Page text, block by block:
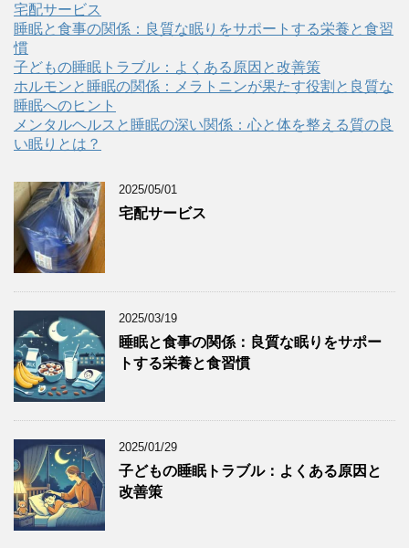
宅配サービス
睡眠と食事の関係：良質な眠りをサポートする栄養と食習
慣
子どもの睡眠トラブル：よくある原因と改善策
ホルモンと睡眠の関係：メラトニンが果たす役割と良質な
睡眠へのヒント
メンタルヘルスと睡眠の深い関係：心と体を整える質の良
い眠りとは？
2025/05/01
宅配サービス
2025/03/19
睡眠と食事の関係：良質な眠りをサポー
トする栄養と食習慣
2025/01/29
子どもの睡眠トラブル：よくある原因と
改善策